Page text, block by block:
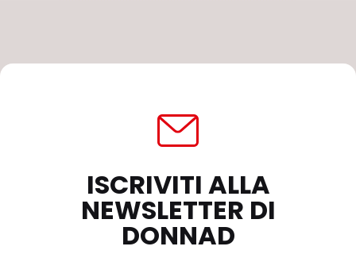
ISCRIVITI ALLA
NEWSLETTER DI
DONNAD